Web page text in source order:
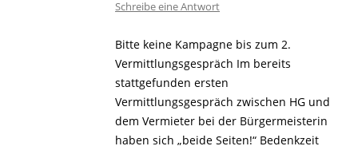
Schreibe eine Antwort
Bitte keine Kampagne bis zum 2.
Vermittlungsgespräch Im bereits
stattgefunden ersten
Vermittlungsgespräch zwischen HG und
dem Vermieter bei der Bürgermeisterin
haben sich „beide Seiten!“ Bedenkzeit